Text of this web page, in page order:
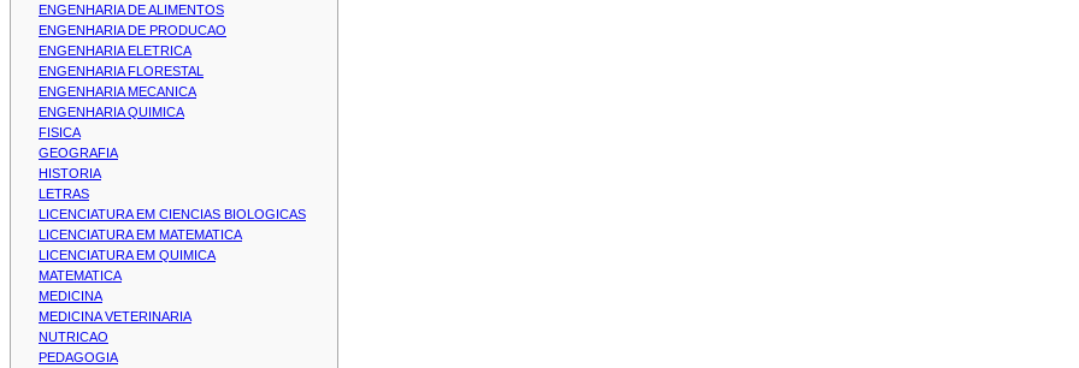
ENGENHARIA DE ALIMENTOS
ENGENHARIA DE PRODUCAO
ENGENHARIA ELETRICA
ENGENHARIA FLORESTAL
ENGENHARIA MECANICA
ENGENHARIA QUIMICA
FISICA
GEOGRAFIA
HISTORIA
LETRAS
LICENCIATURA EM CIENCIAS BIOLOGICAS
LICENCIATURA EM MATEMATICA
LICENCIATURA EM QUIMICA
MATEMATICA
MEDICINA
MEDICINA VETERINARIA
NUTRICAO
PEDAGOGIA